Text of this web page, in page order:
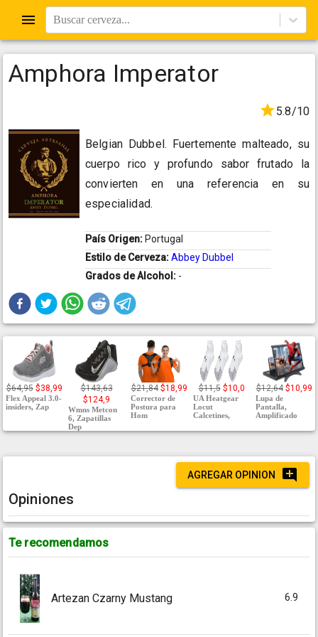
Buscar cerveza...
Amphora Imperator
5.8/10
Belgian Dubbel. Fuertemente malteado, su
cuerpo rico y profundo sabor frutado la
convierten en una referencia en su
especialidad.
País Origen: Portugal
Estilo de Cerveza:Abbey Dubbel
Grados de Alcohol: -
$64,95 $38,99
Flex Appeal 3.0-
insiders, Zap
$143,63
$124,9
Wmns Metcon
6, Zapatillas
Dep
$21,84 $18,99
Corrector de
Postura para
Hom
$11,5 $10,0
UA Heatgear
Locut
Calcetines,
$12,64 $10,99
Lupa de
Pantalla,
Amplificado
AGREGAR OPINION
Opiniones
Te recomendamos
Artezan Czarny Mustang 6.9